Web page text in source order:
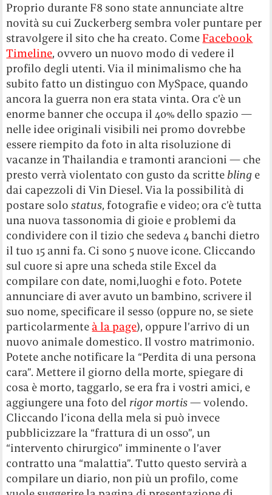
Proprio durante F8 sono state annunciate altre
novità su cui Zuckerberg sembra voler puntare per
stravolgere il sito che ha creato. Come Facebook
Timeline, ovvero un nuovo modo di vedere il
profilo degli utenti. Via il minimalismo che ha
subito fatto un distinguo con MySpace, quando
ancora la guerra non era stata vinta. Ora c’è un
enorme banner che occupa il 40% dello spazio —
nelle idee originali visibili nei promo dovrebbe
essere riempito da foto in alta risoluzione di
vacanze in Thailandia e tramonti arancioni — che
presto verrà violentato con gusto da scrittebling e
dai capezzoli di Vin Diesel. Via la possibilità di
postare solostatus, fotografie e video; ora c’è tutta
una nuova tassonomia di gioie e problemi da
condividere con il tizio che sedeva 4 banchi dietro
il tuo 15 anni fa. Ci sono 5 nuove icone. Cliccando
sul cuore si apre una scheda stile Excel da
compilare con date, nomi,luoghi e foto. Potete
annunciare di aver avuto un bambino, scrivere il
suo nome, specificare il sesso (oppure no, se siete
particolarmente à la page), oppure l’arrivo di un
nuovo animale domestico. Il vostro matrimonio.
Potete anche notificare la “Perdita di una persona
cara”. Mettere il giorno della morte, spiegare di
cosa è morto, taggarlo, se era fra i vostri amici, e
aggiungere una foto del rigor mortis— volendo.
Cliccando l’icona della mela si può invece
pubblicizzare la “frattura di un osso”, un
“intervento chirurgico” imminente o l’aver
contratto una “malattia”. Tutto questo servirà a
compilare un diario, non più un profilo, come